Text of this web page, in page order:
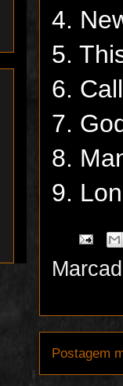
4.
5.
6.
7.
8.
9.
Postagem